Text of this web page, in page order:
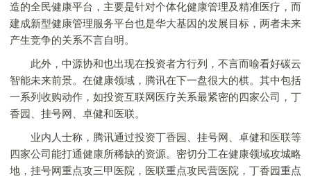
造的全民健康平台，主要是针对个体化健康管理及精准医疗，而
建成新型健康管理服务平台也是华大基因的发展目标，两者未来
产生竞争的关系不言自明。
此外，中源协和也出现在投资者方行列，不言而喻看好碳云
智能未来前景。在健康领域，腾讯在下一盘很大的棋。其中包括
一系列收购动作，如投资互联网医疗关系最紧密的四家公司，丁
香园、挂号网、卓健和医联。
业内人士称，腾讯通过投资丁香园、挂号网、卓健和医联等
四家公司能打通健康所稀缺的资源。密切分工在健康领域攻城略
地，挂号网重点攻三甲医院，医联重点攻民营医院，丁香园重点